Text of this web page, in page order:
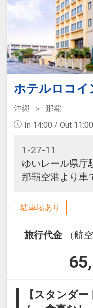
ホテルロコイ
沖縄
那覇
In 14:00 / Out 11:00
1-27-11
ゆいレール県庁
那覇空港より車
駐車場あり
旅行代金
（航
【スタンダ